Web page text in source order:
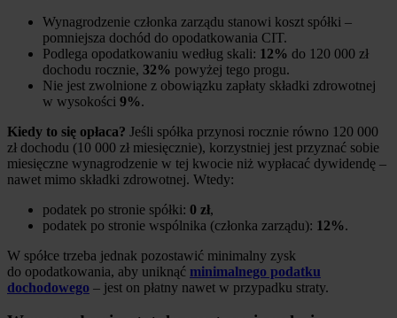
Wynagrodzenie członka zarządu stanowi koszt spółki –
pomniejsza dochód do opodatkowania CIT.
Podlega opodatkowaniu według skali: 12% do 120 000 zł
dochodu rocznie, 32% powyżej tego progu.
Nie jest zwolnione z obowiązku zapłaty składki zdrowotnej
w wysokości 9%.
Kiedy to się opłaca? Jeśli spółka przynosi rocznie równo 120 000
zł dochodu (10 000 zł miesięcznie), korzystniej jest przyznać sobie
miesięczne wynagrodzenie w tej kwocie niż wypłacać dywidendę –
nawet mimo składki zdrowotnej. Wtedy:
podatek po stronie spółki: 0 zł,
podatek po stronie wspólnika (członka zarządu): 12%.
W spółce trzeba jednak pozostawić minimalny zysk
do opodatkowania, aby uniknąć minimalnego podatku
dochodowego – jest on płatny nawet w przypadku straty.